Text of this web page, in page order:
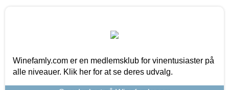
Winefamly.com er en medlemsklub for vinentusiaster på
alle niveauer. Klik her for at se deres udvalg.